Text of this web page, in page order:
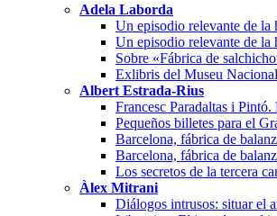
Adela Laborda
Un episodio relevante de
Un episodio relevante de
Sobre «Fábrica de
Exlibris del Museu
Albert Estrada-Rius
Francesc Paradaltas i
Pequeños billetes para el
Barcelona, fábrica de
Barcelona, fábrica de
Los secretos de la tercera
Àlex Mitrani
Diálogos intrusos: situar el